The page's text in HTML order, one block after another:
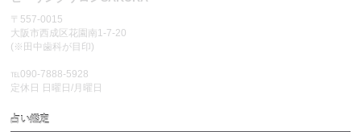
〒557-0015
大阪市西成区花園南1-7-20
(※田中歯科が目印)
℡090-7888-5928
定休日 日曜日/月曜日
占い鑑定